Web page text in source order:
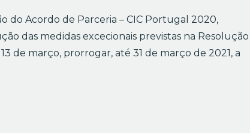
do Acordo de Parceria – CIC Portugal 2020,
das medidas excecionais previstas na Resolução
de março, prorrogar, até 31 de março de 2021, a